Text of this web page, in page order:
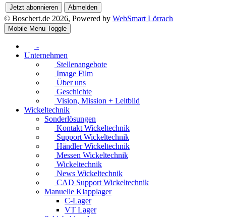
Jetzt abonnieren Abmelden
© Boschert.de 2026, Powered by WebSmart Lörrach
Mobile Menu Toggle
-
Unternehmen
Stellenangebote
Image Film
Über uns
Geschichte
Vision, Mission + Leitbild
Wickeltechnik
Sonderlösungen
Kontakt Wickeltechnik
Support Wickeltechnik
Händler Wickeltechnik
Messen Wickeltechnik
Wickeltechnik
News Wickeltechnik
CAD Support Wickeltechnik
Manuelle Klapplager
C-Lager
VT Lager